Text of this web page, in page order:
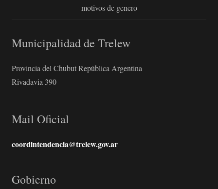
motivos de genero
Municipalidad de Trelew
Provincia del Chubut República Argentina
Rivadavia 390
Mail Oficial
coordintendencia@trelew.gov.ar
Gobierno